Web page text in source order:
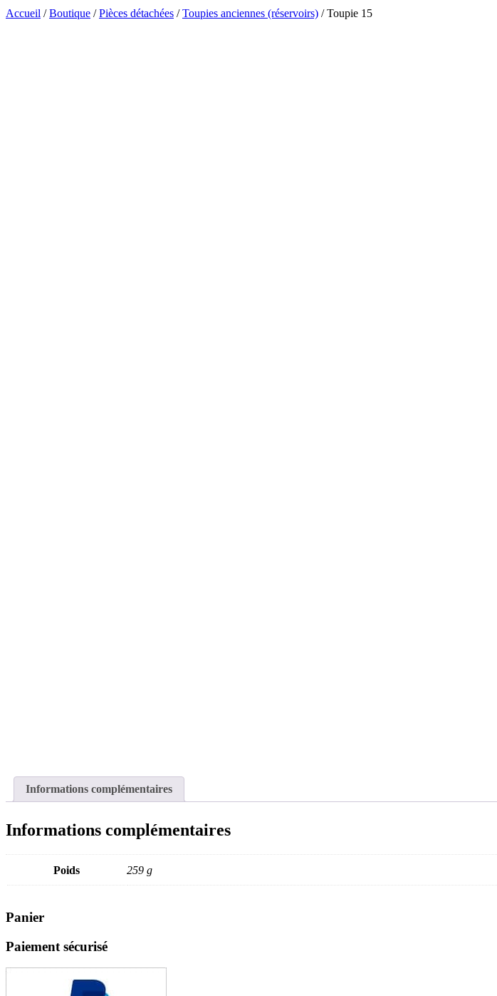
Accueil /Boutique /Pièces détachées /Toupies anciennes (réservoirs) / Toupie 15
Informations complémentaires
Informations complémentaires
Poids 259 g
Panier
Paiement sécurisé